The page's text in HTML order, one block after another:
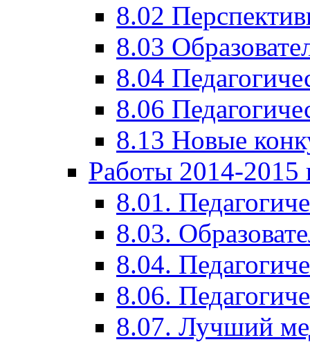
8.02
8.03
8.04
8.06
8.13 Новые
Работы 2014-2015
8.01.
8.03.
8.04.
8.06.
8.07. Лучший